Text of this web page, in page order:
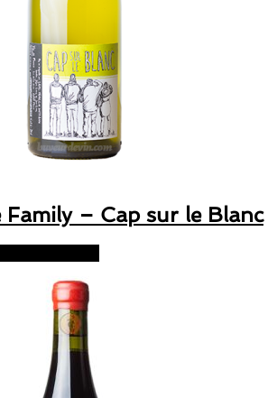
Family – Cap sur le Blanc